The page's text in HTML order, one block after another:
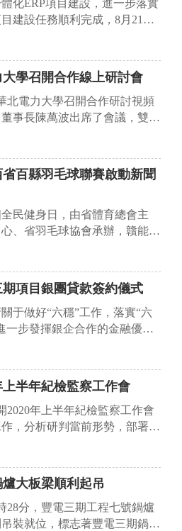
化ERP項目建設，進一步落實
建設任務順利完成，8月21日
一體化ERP項目...
學召開合作線上研討會
北電力大學召開合作研討視頻
事長陳萬波出席了會議，雙方
行了交流。陳...
百縣羽毛球聯賽啟動新聞
民健身日，由省體育總會主
、省羽毛球協會承辦，贛能股
杯”江西省百...
項目銀團貸款簽約儀式
于做好“六穩”工作，落實“六
一步發揮銀企合作的金融優
建項目開啟新...
半年紀檢監察工作會
2020年上半年紀檢監察工作會
，分析研判當前形勢，部署安
還就贛能板塊...
大板梁順利起吊
28分，豐電三期工程七號鍋爐
裝就位，標志著豐電三期鍋爐